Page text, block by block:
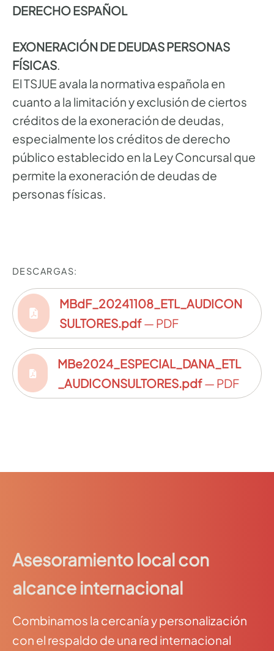
DERECHO ESPAÑOL
EXONERACIÓN DE DEUDAS PERSONAS
FÍSICAS.
El TSJUE avala la normativa española en
cuanto a la limitación y exclusión de ciertos
créditos de la exoneración de deudas,
especialmente los créditos de derecho
público establecido en la Ley Concursal que
permite la exoneración de deudas de
personas físicas.
DESCARGAS:
MBdF_20241108_ETL_AUDICON
SULTORES.pdf— PDF
MBe2024_ESPECIAL_DANA_ETL
_AUDICONSULTORES.pdf— PDF
Asesoramiento local con
alcance internacional
Combinamos la cercanía y personalización
con el respaldo de una red internacional